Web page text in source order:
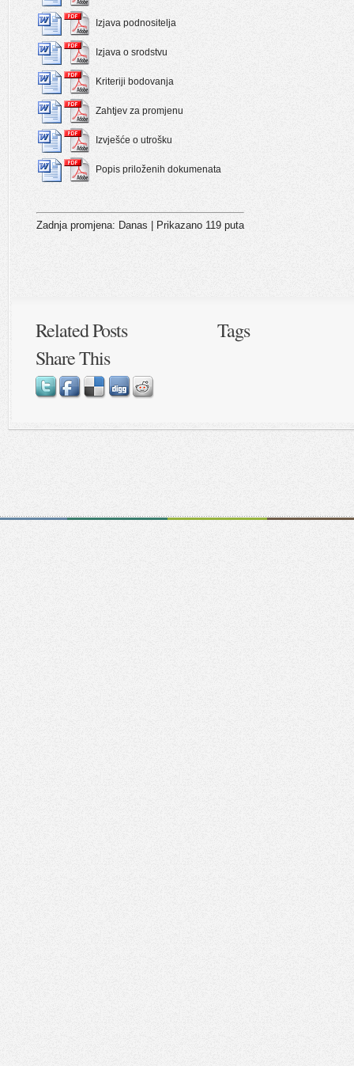
Izjava podnositelja
Izjava o srodstvu
Kriteriji bodovanja
Zahtjev za promjenu
Izvješće o utrošku
Popis priloženih dokumenata
Zadnja promjena: Danas | Prikazano 119 puta
Related Posts
Tags
Share This